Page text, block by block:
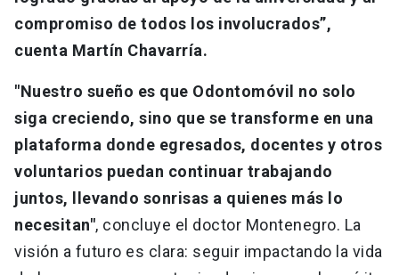
compromiso de todos los involucrados”,
cuenta Martín Chavarría.
"Nuestro sueño es que Odontomóvil no solo
siga creciendo, sino que se transforme en una
plataforma donde egresados, docentes y otros
voluntarios puedan continuar trabajando
juntos, llevando sonrisas a quienes más lo
necesitan", concluye el doctor Montenegro. La
visión a futuro es clara: seguir impactando la vida